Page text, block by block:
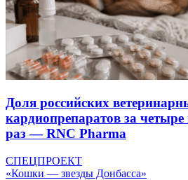
Доля российских
кардиопрепаратов за
раз — RNC Pharma
СПЕЦПРОЕКТ
«Кошки — звезды Донбасса»